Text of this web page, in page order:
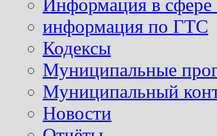
Информация в сфере
информация по ГТС
Кодексы
Муниципальные
Муниципальный
Новости